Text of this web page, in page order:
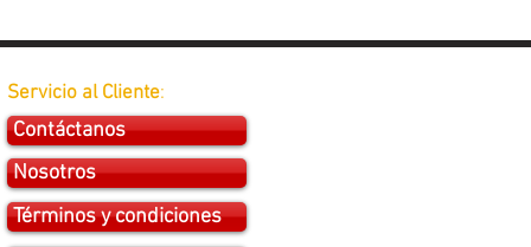
Servicio al Cliente:
Contáctanos
Nosotros
Términos y condiciones